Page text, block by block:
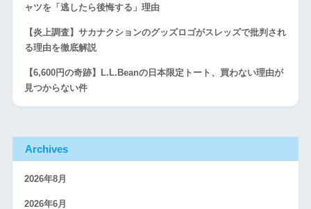
ャツを「逃したら後悔する」理由
【炎上調査】サカナクションのグッズロゴがスレッズで批判され
る理由を徹底解説
【6,600円の奇跡】L.L.Beanの日本限定トート、買わない理由が
見つからない件
Archives
2026年8月
2026年6月